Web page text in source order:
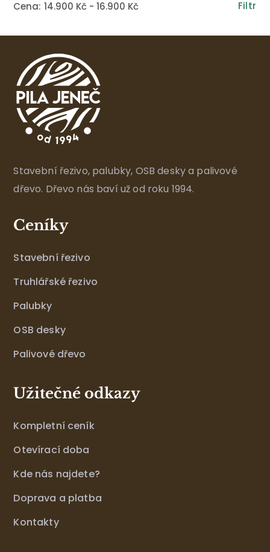
Filtr
14.900 Kč 16.900 Kč
Stavební řezivo, palubky, OSB desky a palivové
dřevo. Dřevo nás baví už od roku 1994.
Ceníky
Stavební řezivo
Truhlářské řezivo
Palubky
OSB desky
Palivové dřevo
Užitečné odkazy
Kompletní ceník
Otevírací doba
Kde nás najdete?
Doprava a platba
Kontakty